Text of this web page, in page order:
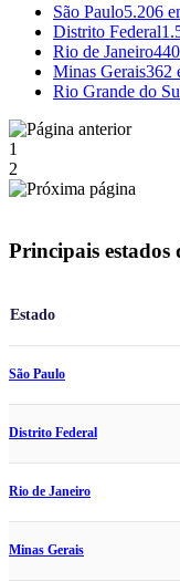
São Paulo5.206
Distrito Federal
Rio de Janeiro
Minas Gerais362
Rio Grande do
1
2
Principais estados
Estado
São Paulo
Distrito Federal
Rio de Janeiro
Minas Gerais